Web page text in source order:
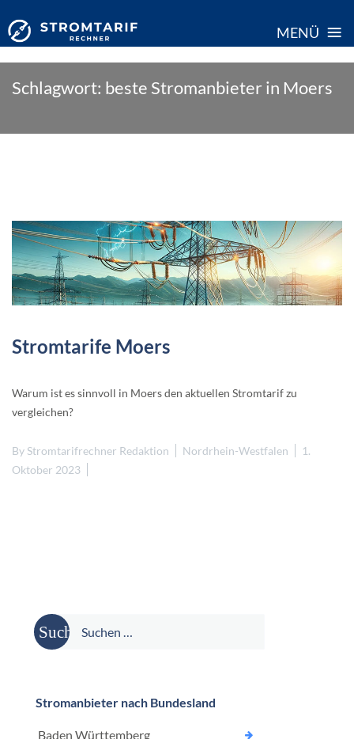
MENÜ ≡
Schlagwort: beste Stromanbieter in Moers
Stromtarife Moers
Warum ist es sinnvoll in Moers den aktuellen Stromtarif zu
vergleichen?
By Stromtarifrechner Redaktion Nordrhein-Westfalen
1.
Oktober 2023
Suche
nach:
Stromanbieter nach Bundesland
Baden Württemberg